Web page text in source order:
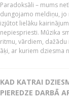
Paradoksāli – mums
dungojamo meldiņu, jo
izjūtot lielāku
nepiespriesti. Mūzika
ritmu, vārdiem, dažādu
āķi, ar kuriem dziesma
KAD KATRAI
PIEREDZE DARBĀ